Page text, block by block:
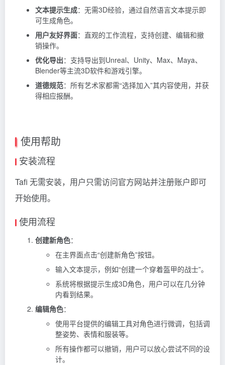
文本提示生成：无需3D经验，通过自然语言文本提示即
可生成角色。
用户友好界面：直观的工作流程，支持创建、编辑和撤
销操作。
优化导出：支持导出到Unreal、Unity、Max、Maya、
Blender等主流3D软件和游戏引擎。
道德规范：所有艺术家都需“选择加入”其内容使用，并获
得相应报酬。
使用帮助
安装流程
Tafi 无需安装，用户只需访问官方网站并注册账户即可
开始使用。
使用流程
创建新角色：
在主界面点击“创建新角色”按钮。
输入文本提示，例如“创建一个穿着盔甲的战士”。
系统将根据提示生成3D角色，用户可以在几分钟
内看到结果。
编辑角色：
使用平台提供的编辑工具对角色进行微调，包括调
整姿势、表情和服装等。
所有操作都可以撤销，用户可以放心尝试不同的设
计。